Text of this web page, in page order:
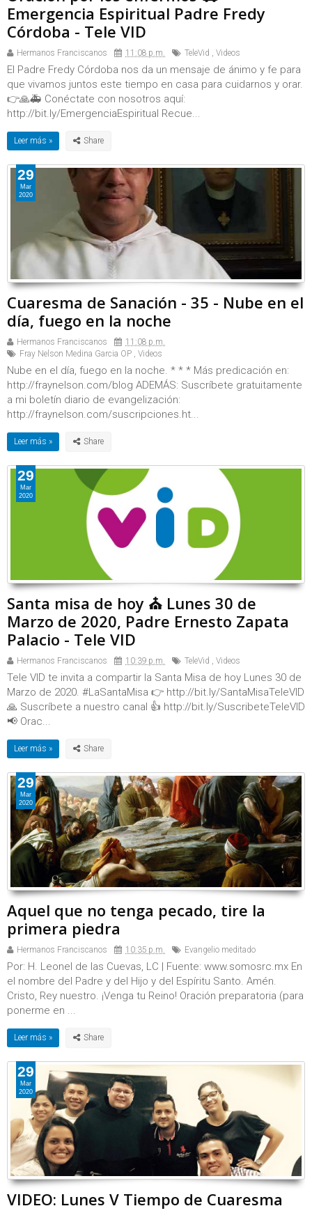
Emergencia Espiritual Padre Fredy
Córdoba - Tele VID
Hermanos Franciscanos 11:08 p.m. TeleVid , Videos
El Padre Fredy Córdoba nos da un mensaje de ánimo y fe para
que vivamos juntos este tiempo en casa para cuidarnos y orar.
👉🙏🚑 Conéctate con nosotros aquí:
http://bit.ly/EmergenciaEspiritual Recue...
Leer más »
Cuaresma de Sanación - 35 - Nube en el
día, fuego en la noche
Hermanos Franciscanos
11:08 p.m.
Fray Nelson Medina Garcia OP , Videos
Nube en el día, fuego en la noche. * * * Más predicación en:
http://fraynelson.com/blog ADEMÁS: Suscríbete gratuitamente
a mi boletín diario de evangelización:
http://fraynelson.com/suscripciones.ht...
Leer más »
29
Mar
2020
Santa misa de hoy ⛪ Lunes 30 de
Marzo de 2020, Padre Ernesto Zapata
Palacio - Tele VID
Hermanos Franciscanos 10:39 p.m. TeleVid , Videos
Tele VID te invita a compartir la Santa Misa de hoy Lunes 30 de
Marzo de 2020. #LaSantaMisa 👉 http://bit.ly/SantaMisaTeleVID
🙏 Suscríbete a nuestro canal 👍 http://bit.ly/SuscribeteTeleVID
📢 Orac...
Leer más »
29
Mar
2020
Aquel que no tenga pecado, tire la
primera piedra
Hermanos Franciscanos 10:35 p.m. Evangelio meditado
Por: H. Leonel de las Cuevas, LC | Fuente: www.somosrc.mx En
el nombre del Padre y del Hijo y del Espíritu Santo. Amén.
Cristo, Rey nuestro. ¡Venga tu Reino! Oración preparatoria (para
ponerme en ...
Leer más »
29
Mar
2020
VIDEO: Lunes V Tiempo de Cuaresma
29
Mar
2020